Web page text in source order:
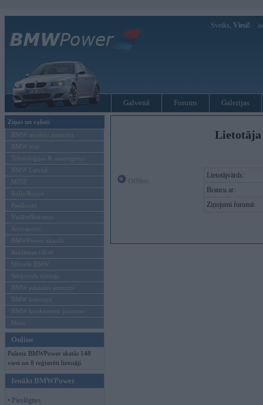
Sveiks, Viesi!
Galvenā Forums Galerijas
Ziņas un raksti
BMW modeļu jaunumi
BMW testi
Tehnoloģijas & sasniegumi
BMW Latvijā
MINI
Rolls-Royce
Pasākumi
Vadāmības tests
Autosports
BMWPower aktuāli
Reklāmas raksti
Mēneša BMW
Sērijveida tūnings
BMW pasaules jaunumi
BMW koncepti
BMW konkurentu jaunumi
Moto
Online
Pašreiz BMWPower skatās 148
viesi un 8 reģistrēti lietotāji.
Ienākt BMWPower
• Pieslēgties
Lietotājvārds:
Braucu ar:
Ziņojumi forumā: